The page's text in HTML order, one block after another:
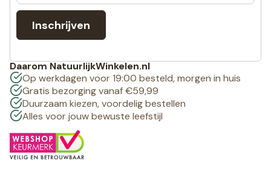
Inschrijven
Daarom NatuurlijkWinkelen.nl
Op werkdagen voor 19:00 besteld, morgen in huis
Gratis bezorging vanaf €59,99
Duurzaam kiezen, voordelig bestellen
Alles voor jouw bewuste leefstijl